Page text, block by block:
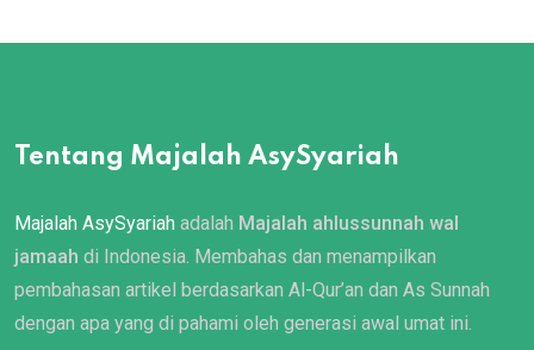
Tentang Majalah AsySyariah
Majalah AsySyariah adalah Majalah ahlussunnah wal
jamaah di Indonesia. Membahas dan menampilkan
pembahasan artikel berdasarkan Al-Qur’an dan As Sunnah
dengan apa yang di pahami oleh generasi awal umat ini.